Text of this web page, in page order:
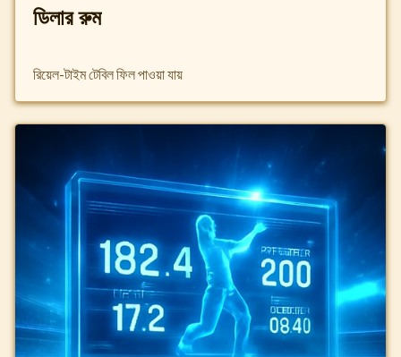
ডিলার রুম
রিয়েল-টাইম টেবিল ফিল পাওয়া যায়